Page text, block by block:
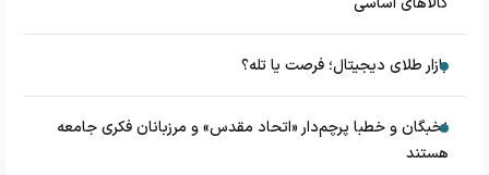
بازار طلای دیجیتال؛ فرصت یا تله؟
نخبگان و خطبا پرچم‌دار «اتحاد مقدس» و مرزبانان فکری جامعه
هستند